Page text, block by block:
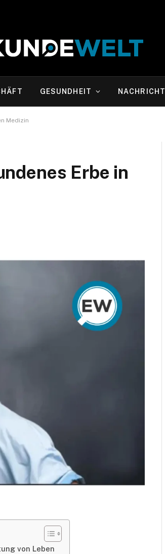
GESUNDHEIT NACHRICHT
Medizin
Erbe in
von Leben